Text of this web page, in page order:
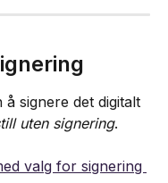
signere det digitalt
uten signering.